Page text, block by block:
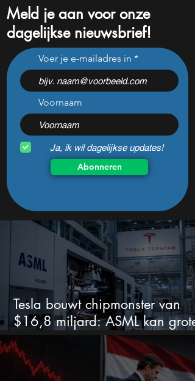
Michael Burry short dit
Nederlandse AI-aandeel
dat maar liefst 684% groeit
Meld je aan voor onze
dagelijkse nieuwsbrief!
Voer je e-mailadres in
Voornaam
Ja, ik wil dagelijkse updates!
Abonneren
Tesla bouwt chipmonster van
$16,8 miljard: ASML kan grote
winnaar worden